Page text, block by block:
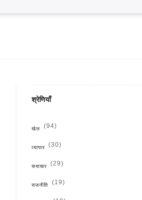
श्रेणियाँ
खेल (94)
व्यापार (30)
समाचार (29)
राजनीति (19)